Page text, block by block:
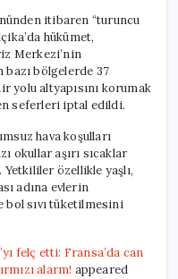
itibaren “turuncu
hükümet,
Merkezi’nin
bazı bölgelerde 37
yolu altyapısını korumak
seferleri iptal edildi.
hava koşulları
okullar aşırı sıcaklar
özellikle yaşlı,
adına evlerin
bol sıvı tüketilmesini
felç etti: Fransa’da can
alarm! appeared